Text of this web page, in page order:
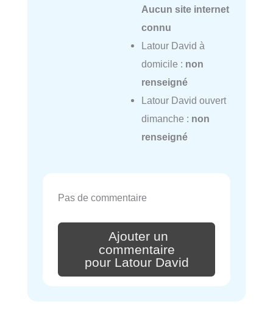
Aucun site internet
connu
Latour David à
domicile : non
renseigné
Latour David ouvert
dimanche : non
renseigné
Pas de commentaire
Ajouter un
commentaire
pour Latour David